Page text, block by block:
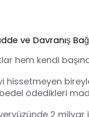
ve Davranış
hem kendi
hissetmeyen
ödedikleri
2 milyar